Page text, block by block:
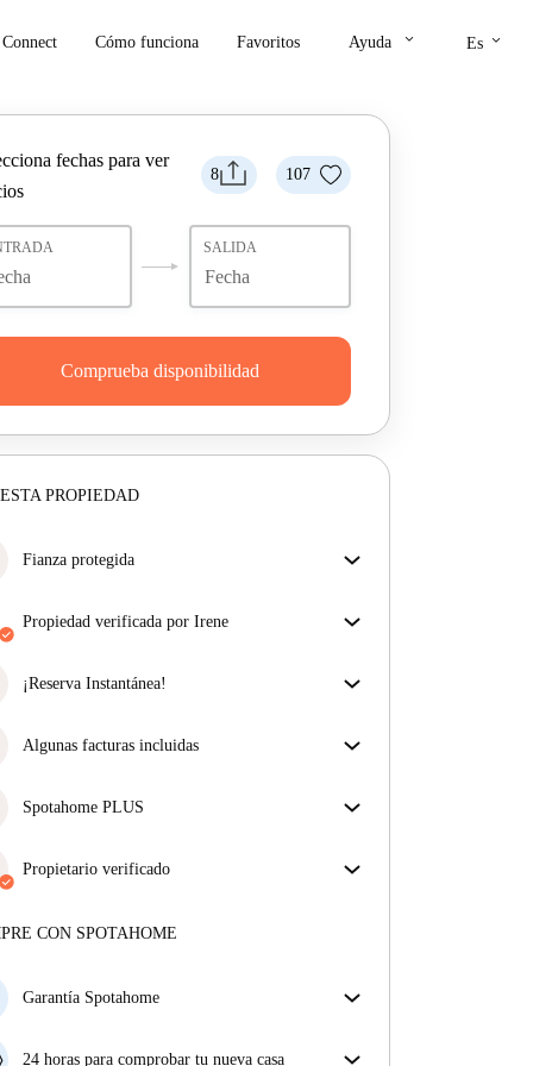
Connect Cómo funciona Favoritos Ayuda keyboard_arrow_down Es keyboard_arrow_down
8 107
fechas para ver
SALIDA
Comprueba disponibilidad
PROPIEDAD
Fianza protegida
no te devuelve la fianza, nosotros te la
reembolsamos.
propiedad verificada por Irene
asegurar que obtienes exactamente lo que ves en el
Más sobre la verificación
¡Reserva Instantánea!
aceptada de inmediato si reúnes las
condiciones de la
Algunas facturas incluidas
la descripción del anuncio para ver qué suministros
Spotahome PLUS
más exigentes. Estándares más altos de seguridad y
soporte adicional durante todo el alquiler.
Propietario verificado
Más sobre este arrendador
CON SPOTAHOME
Garantía Spotahome
horas previas a la fecha de entrada, Spotahome A) te
24 horas para comprobar tu nueva casa